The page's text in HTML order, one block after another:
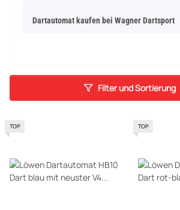
Dartautomat kaufen bei Wagner Dartsport
Filter und Sortierung
TOP TOP